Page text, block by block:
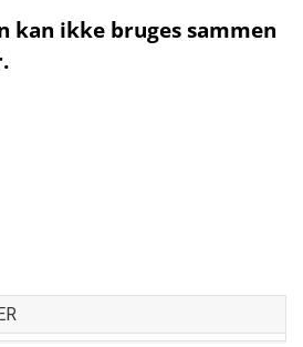
kan ikke bruges sammen